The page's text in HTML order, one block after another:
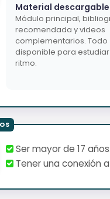
Material descargable
Módulo principal,
recomendada y videos
complementarios. Todo
disponible para estudiar
ritmo.
Ser mayor de 17 años.
Tener una conexión